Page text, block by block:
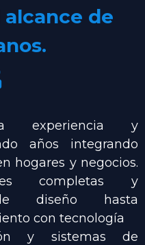
de
experiencia y
años integrando
hogares y negocios.
completas y
diseño hasta
con tecnología
y sistemas de